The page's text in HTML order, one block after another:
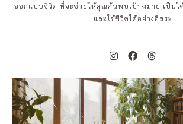
ออกแบบชีวิต ที่จะช่วยให้คุณค้นพบเป้าหมาย เป็นไ
และใช้ชีวิตได้อย่างอิสระ